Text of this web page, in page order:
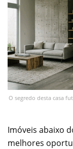
O segredo desta casa
Imóveis abaixo
melhores